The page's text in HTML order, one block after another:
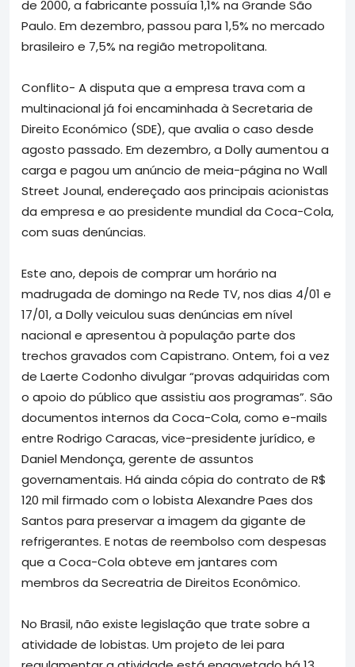
de 2000, a fabricante possuía 1,1% na Grande São
Paulo. Em dezembro, passou para 1,5% no mercado
brasileiro e 7,5% na região metropolitana.
Conflito- A disputa que a empresa trava com a
multinacional já foi encaminhada à Secretaria de
Direito Económico (SDE), que avalia o caso desde
agosto passado. Em dezembro, a Dolly aumentou a
carga e pagou um anúncio de meia-página no Wall
Street Jounal, endereçado aos principais acionistas
da empresa e ao presidente mundial da Coca-Cola,
com suas denúncias.
Este ano, depois de comprar um horário na
madrugada de domingo na Rede TV, nos dias 4/01 e
17/01, a Dolly veiculou suas denúncias em nível
nacional e apresentou à população parte dos
trechos gravados com Capistrano. Ontem, foi a vez
de Laerte Codonho divulgar “provas adquiridas com
o apoio do público que assistiu aos programas”. São
documentos internos da Coca-Cola, como e-mails
entre Rodrigo Caracas, vice-presidente jurídico, e
Daniel Mendonça, gerente de assuntos
governamentais. Há ainda cópia do contrato de R$
120 mil firmado com o lobista Alexandre Paes dos
Santos para preservar a imagem da gigante de
refrigerantes. E notas de reembolso com despesas
que a Coca-Cola obteve em jantares com
membros da Secreatria de Direitos Econômico.
No Brasil, não existe legislação que trate sobre a
atividade de lobistas. Um projeto de lei para